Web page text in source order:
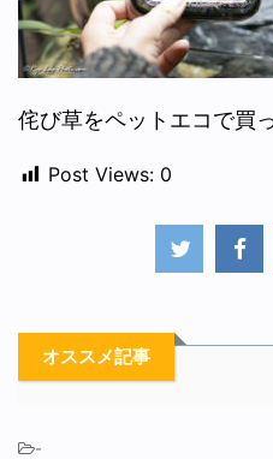
侘び草をペットエコで買
Post Views: 0
オススメ記事
-